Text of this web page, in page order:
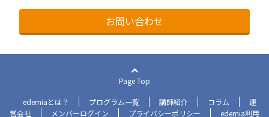
お問い合わせ
Page Top
edemiaとは？ プログラム一覧 講師紹介 コラム
運
営会社
メンバーログイン プライバシーポリシー edemia利用